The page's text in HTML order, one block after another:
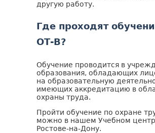
другую работу.
Где проходят
ОТ-В?
Обучение проводится в
образования, обладающих
на образовательную
имеющих аккредитацию в
охраны труда.
Пройти обучение по охране
можно в нашем Учебном
Ростове-на-Дону.